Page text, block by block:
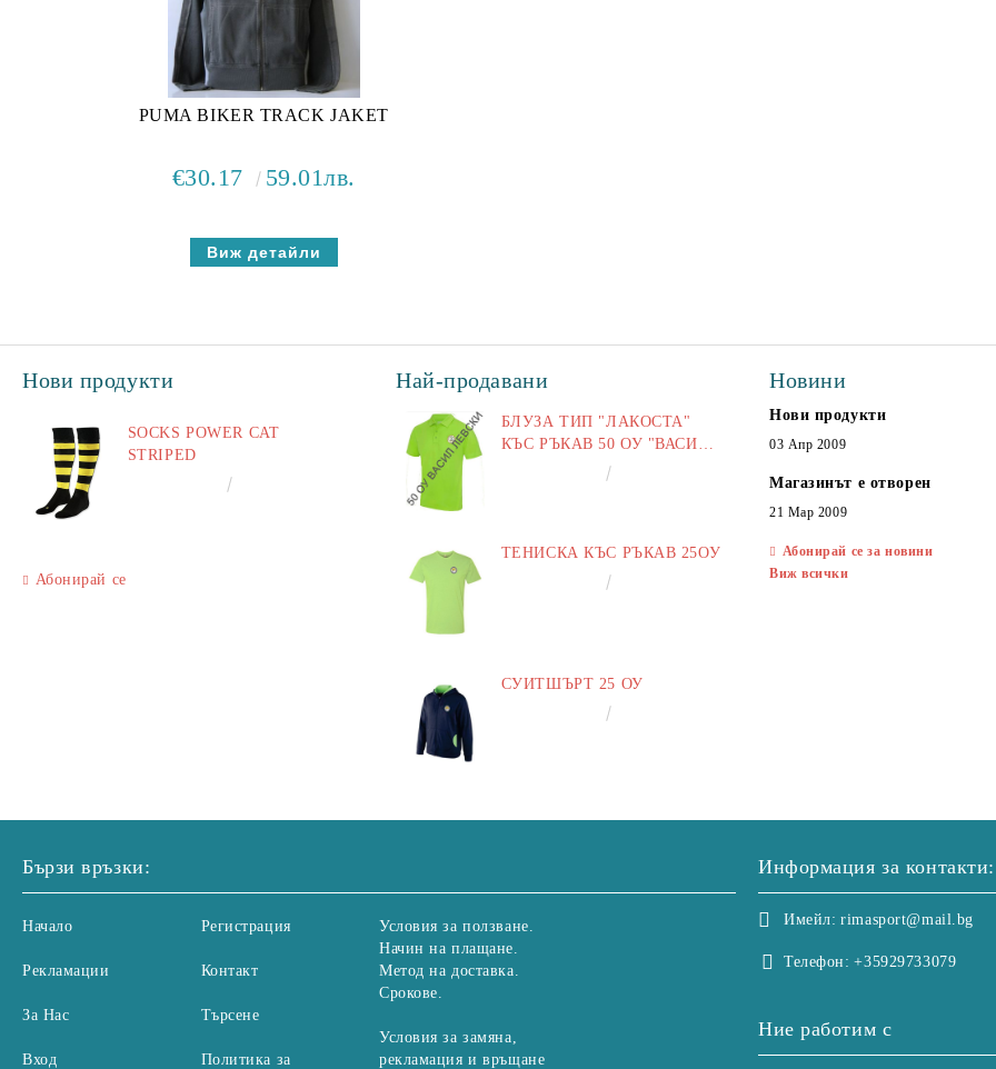
PUMA BIKER TRACK JAKET
€30.17 59.01лв.
Виж детайли
Нови продукти
SOCKS POWER CAT
STRIPED
Абонирай се
Най-продавани
БЛУЗА ТИП "ЛАКОСТА"
КЪС РЪКАВ 50 ОУ "ВАСИЛ
ТЕНИСКА КЪС РЪКАВ 25ОУ
СУИТШЪРТ 25 ОУ
Новини
Нови продукти
03 Апр 2009
Магазинът е отворен
21 Мар 2009
Абонирай се за новини
Виж всички
Бързи връзки:
Начало
Рекламации
За Нас
Вход
Регистрация
Контакт
Търсене
Политика за
Условия за ползване.
Начин на плащане.
Метод на доставка.
Срокове.
Условия за замяна,
рекламация и връщане
Информация за контакти:
Имейл: rimasport@mail.bg
Телефон: +35929733079
Ние работим с